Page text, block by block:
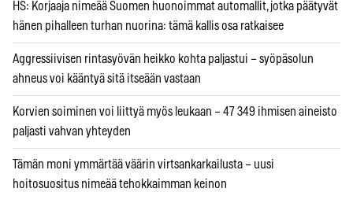
HS: Korjaaja nimeää Suomen huonoimmat automallit, jotka päätyvät
hänen pihalleen turhan nuorina: tämä kallis osa ratkaisee
Aggressiivisen rintasyövän heikko kohta paljastui – syöpäsolun
ahneus voi kääntyä sitä itseään vastaan
Korvien soiminen voi liittyä myös leukaan – 47 349 ihmisen aineisto
paljasti vahvan yhteyden
Tämän moni ymmärtää väärin virtsankarkailusta – uusi
hoitosuositus nimeää tehokkaimman keinon